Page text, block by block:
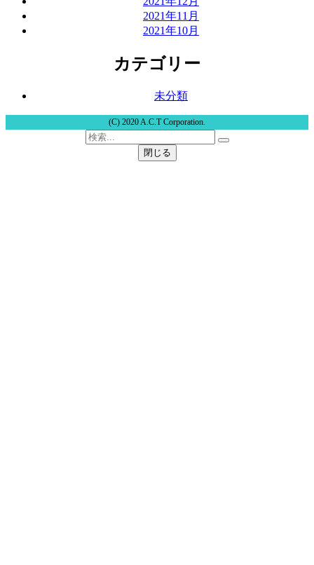
2021年11月
2021年10月
カテゴリー
未分類
(C) 2020 A.C.T Corporation.
閉じる